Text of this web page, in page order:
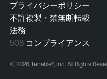
プライバシーポリシー
不許複製・禁無断転載
法務
508 コンプライアンス
© 2026 Tenable®, Inc. All Rights